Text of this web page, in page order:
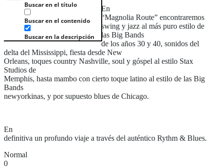
Buscar en el título
Buscar en el contenido
Buscar en la descripción
En
“Magnolia Route” encontraremos
swing y jazz al más puro estilo de
las Big Bands
de los años 30 y 40, sonidos del
delta del Mississippi, fiesta desde New
Orleans, toques country Nashville, soul y góspel al estilo Stax
Studios de
Memphis, hasta mambo con cierto toque latino al estilo de las Big
Bands
newyorkinas, y por supuesto blues de Chicago.
En
definitiva un profundo viaje a través del auténtico Rythm & Blues.
Normal
0